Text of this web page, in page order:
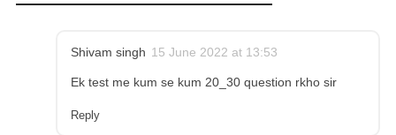
Shivam singh 15 June 2022 at 13:53
Ek test me kum se kum 20_30 question rkho sir
Reply